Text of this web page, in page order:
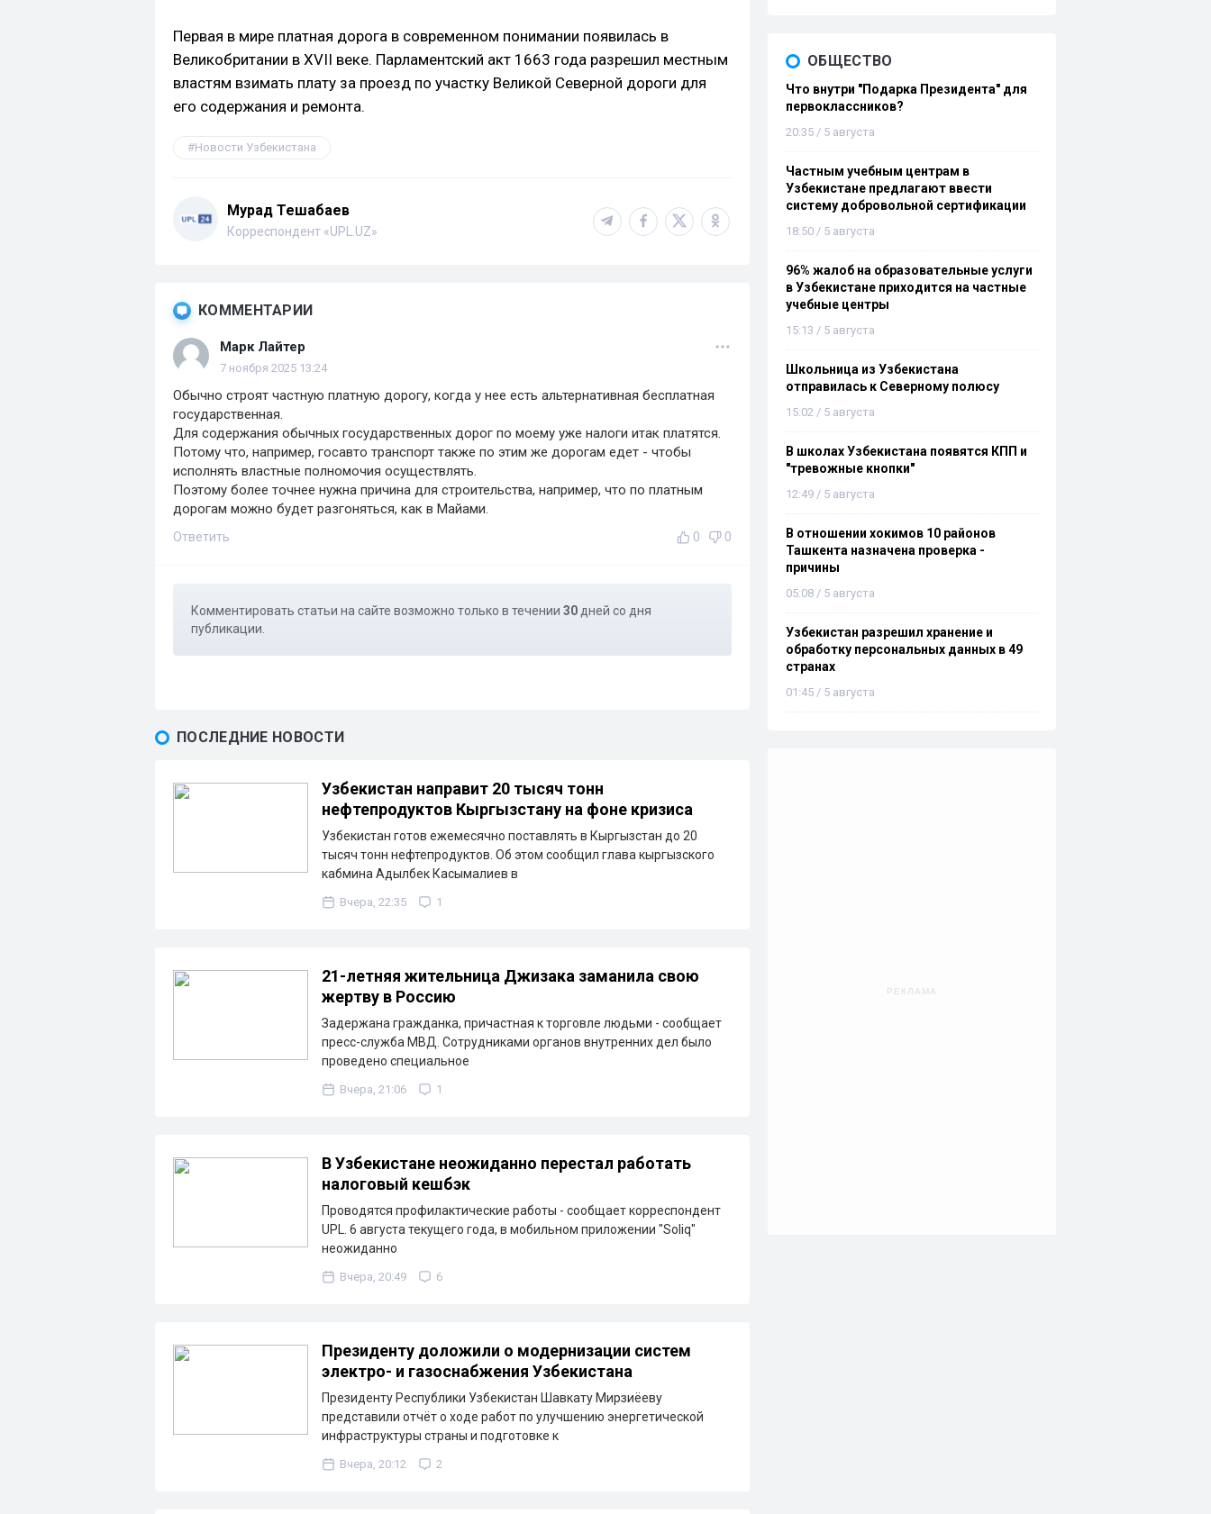
Первая в мире платная дорога в современном понимании появилась в
Великобритании в XVII веке. Парламентский акт 1663 года разрешил местным
властям взимать плату за проезд по участку Великой Северной дороги для
его содержания и ремонта.
Новости Узбекистана
Мурад Тешабаев
Корреспондент «UPL.UZ»
КОММЕНТАРИИ
Марк Лайтер
7 ноября 2025 13:24
Обычно строят частную платную дорогу, когда у нее есть альтернативная бесплатная
государственная.
Для содержания обычных государственных дорог по моему уже налоги итак платятся.
Потому что, например, госавто транспорт также по этим же дорогам едет - чтобы
исполнять властные полномочия осуществлять.
Поэтому более точнее нужна причина для строительства, например, что по платным
дорогам можно будет разгоняться, как в Майами.
Ответить 0 0
Комментировать статьи на сайте возможно только в течении 30 дней со дня
публикации.
ПОСЛЕДНИЕ НОВОСТИ
Узбекистан направит 20 тысяч тонн
нефтепродуктов Кыргызстану на фоне кризиса
Узбекистан готов ежемесячно поставлять в Кыргызстан до 20
тысяч тонн нефтепродуктов. Об этом сообщил глава кыргызского
кабмина Адылбек Касымалиев в
Вчера, 22:35 1
21-летняя жительница Джизака заманила свою
жертву в Россию
Задержана гражданка, причастная к торговле людьми - сообщает
пресс-служба МВД. Сотрудниками органов внутренних дел было
проведено специальное
Вчера, 21:06 1
В Узбекистане неожиданно перестал работать
налоговый кешбэк
Проводятся профилактические работы - сообщает корреспондент
UPL. 6 августа текущего года, в мобильном приложении "Soliq"
неожиданно
Вчера, 20:49 6
Президенту доложили о модернизации систем
электро- и газоснабжения Узбекистана
Президенту Республики Узбекистан Шавкату Мирзиёеву
представили отчёт о ходе работ по улучшению энергетической
инфраструктуры страны и подготовке к
Вчера, 20:12 2
ОБЩЕСТВО
Что внутри "Подарка Президента" для
первоклассников?
20:35 / 5 августа
Частным учебным центрам в
Узбекистане предлагают ввести
систему добровольной сертификации
18:50 / 5 августа
96% жалоб на образовательные услуги
в Узбекистане приходится на частные
учебные центры
15:13 / 5 августа
Школьница из Узбекистана
отправилась к Северному полюсу
15:02 / 5 августа
В школах Узбекистана появятся КПП и
"тревожные кнопки"
12:49 / 5 августа
В отношении хокимов 10 районов
Ташкента назначена проверка -
причины
05:08 / 5 августа
Узбекистан разрешил хранение и
обработку персональных данных в 49
странах
01:45 / 5 августа